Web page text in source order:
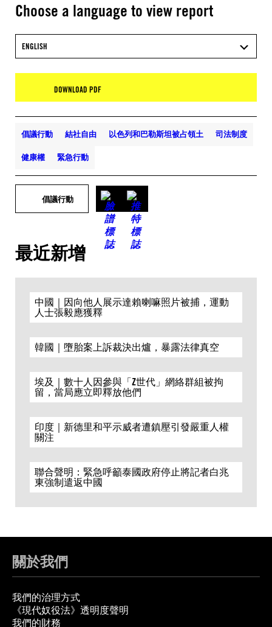
Choose a language to view report
ENGLISH
DOWNLOAD PDF
倡議行動 結社自由 以色列和巴勒斯坦被占領土 司法制度
健康權 緊急行動
倡議行動
最近新增
中國｜因向他人展示達賴喇嘛照片被捕，運動
人士張毅應獲釋
韓國｜墮胎案上訴裁決出爐，暴露法律真空
埃及｜數十人因參與「Z世代」網絡群組被拘
留，當局應立即釋放他們
印度｜新德里和平示威者遭鎮壓引發嚴重人權
關注
聯合聲明：緊急呼籲泰國政府停止將記者白兆
東強制遣返中國
關於我們
我們的治理方式
《現代奴役法》透明度聲明
我們的財務